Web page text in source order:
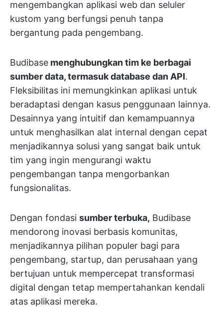
mengembangkan aplikasi web dan seluler
kustom yang berfungsi penuh tanpa
bergantung pada pengembang.
Budibase menghubungkan tim ke berbagai
sumber data, termasuk database dan API.
Fleksibilitas ini memungkinkan aplikasi untuk
beradaptasi dengan kasus penggunaan lainnya.
Desainnya yang intuitif dan kemampuannya
untuk menghasilkan alat internal dengan cepat
menjadikannya solusi yang sangat baik untuk
tim yang ingin mengurangi waktu
pengembangan tanpa mengorbankan
fungsionalitas.
Dengan fondasi sumber terbuka, Budibase
mendorong inovasi berbasis komunitas,
menjadikannya pilihan populer bagi para
pengembang, startup, dan perusahaan yang
bertujuan untuk mempercepat transformasi
digital dengan tetap mempertahankan kendali
atas aplikasi mereka.